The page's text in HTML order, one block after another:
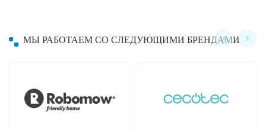
МЫ РАБОТАЕМ СО СЛЕДУЮЩИМИ БРЕНДАМИ